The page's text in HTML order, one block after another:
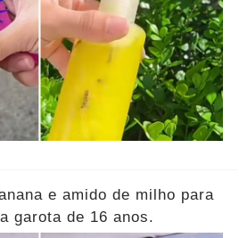
e amido de milho para
garota de 16 anos.